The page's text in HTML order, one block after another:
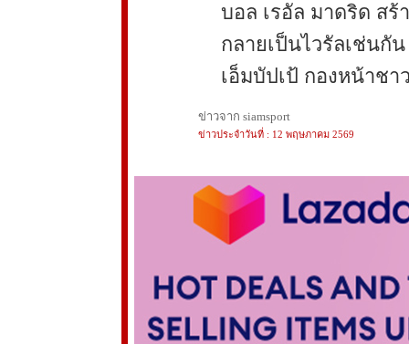
บอล เรอัล มาดริด ส
กลายเป็นไวรัลเช่นกั
เอ็มบัปเป้ กองหน้าชา
ข่าวจาก siamsport
ข่าวประจำวันที่ : 12 พฤษภาคม 2569